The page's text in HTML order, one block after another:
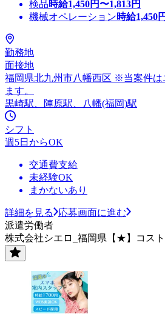
検品時給1,450円〜1,813円
機械オペレーション時給1,450
勤務地
面接地
福岡県北九州市八幡西区 ※当案件は
ます。
黒崎駅、陣原駅、八幡(福岡)駅
シフト
週5日からOK
交通費支給
未経験OK
まかないあり
詳細を見る
応募画面に進む
派遣労働者
株式会社シエロ_福岡県【★】コス